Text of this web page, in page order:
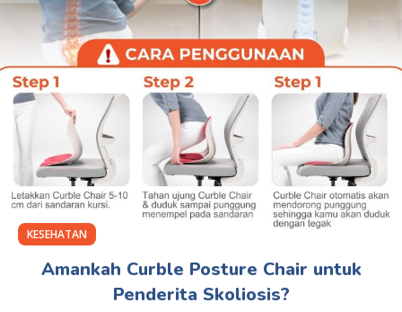
KESEHATAN
Amankah Curble Posture Chair untuk
Penderita Skoliosis?